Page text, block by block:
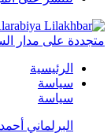
متجددة على مدار
الرئيسية
سياسة
سياسة
البرلماني